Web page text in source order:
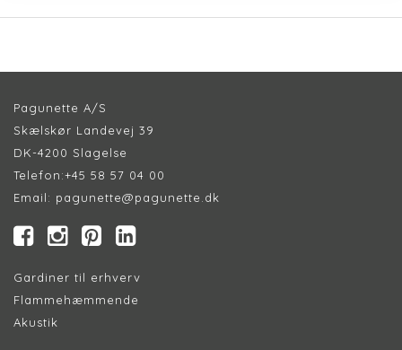
Pagunette A/S
Skælskør Landevej 39
DK-4200 Slagelse
Telefon:+45 58 57 04 00
Email: pagunette@pagunette.dk
Gardiner til erhverv
Flammehæmmende
Akustik